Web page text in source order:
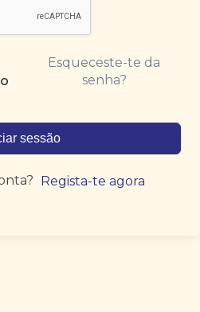
Esqueceste-te da
senha?
sessão
Regista-te agora